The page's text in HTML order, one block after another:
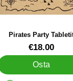
Pirates Party
33109
€18.00
Osta